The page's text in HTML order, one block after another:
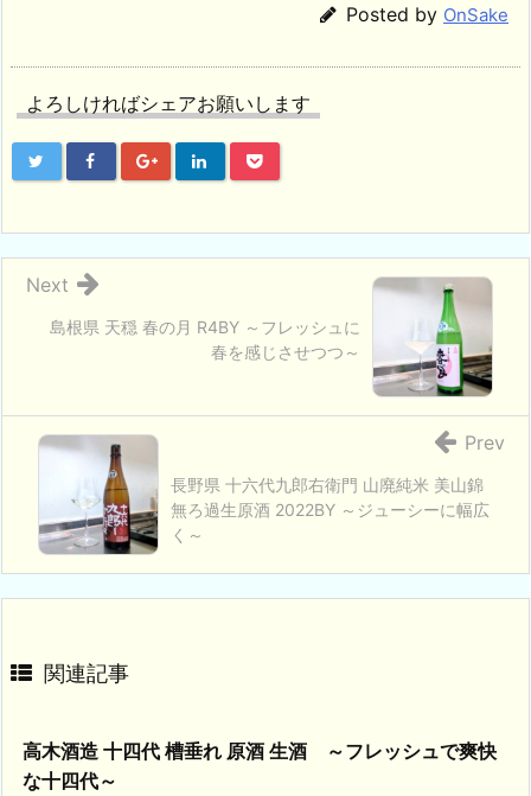
Posted by OnSake
よろしければシェアお願いします
島根県 天穏 春の月 R4BY ～フレッシュに
春を感じさせつつ～
Next
長野県 十六代九郎右衛門 山廃純米 美山錦
無ろ過生原酒 2022BY ～ジューシーに幅広
く～
Prev
関連記事
高木酒造 十四代 槽垂れ 原酒 生酒 ～フレッシュで爽快
な十四代～